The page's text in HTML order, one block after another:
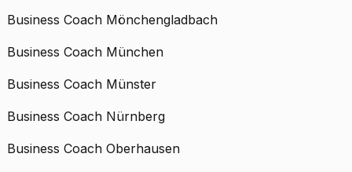
Business Coach Mönchengladbach
Business Coach München
Business Coach Münster
Business Coach Nürnberg
Business Coach Oberhausen